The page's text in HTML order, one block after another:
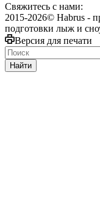
Свяжитесь с нами:
2015-2026© Habrus -
подготовки лыж и
Версия для печати
Найти